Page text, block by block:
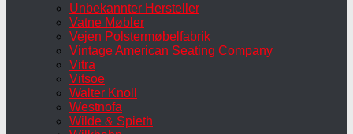
Unbekannter Hersteller
Vatne Møbler
Vejen Polstermøbelfabrik
Vintage American Seating Company
Vitra
Vitsoe
Walter Knoll
Westnofa
Wilde & Spieth